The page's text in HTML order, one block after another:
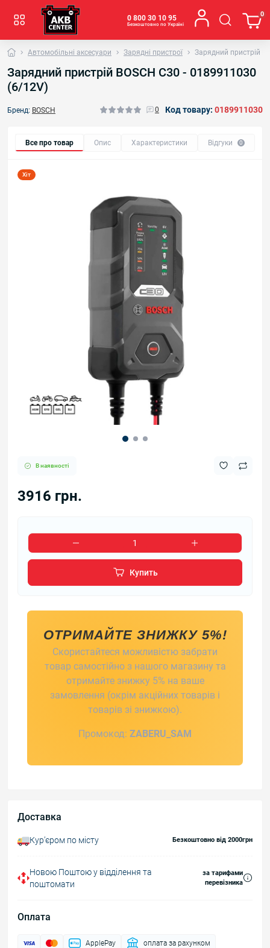
0 800 30 10 95
Безкоштовно по Україні
0
Автомобільні аксесуари Зарядні пристрої Зарядний пристрій
Зарядний пристрій BOSCH С30 - 0189911030
(6/12V)
Бренд: BOSCH 0 Код товару: 0189911030
Все про товар Опис Характеристики Відгуки 0
Хіт
В наявності
3916 грн.
Купить
ОТРИМАЙТЕ ЗНИЖКУ 5%!
Скористайтеся можливістю забрати
товар самостійно з нашого магазину та
отримайте знижку 5% на ваше
замовлення (окрім акційних товарів і
товарів зі знижкою).
Промокод: ZABERU_SAM
Доставка
Курʼєром по місту Безкоштовно від 2000грн
Новою Поштою у відділення та
поштомати
за тарифами
перевізника
Оплата
ApplePay оплата за рахунком